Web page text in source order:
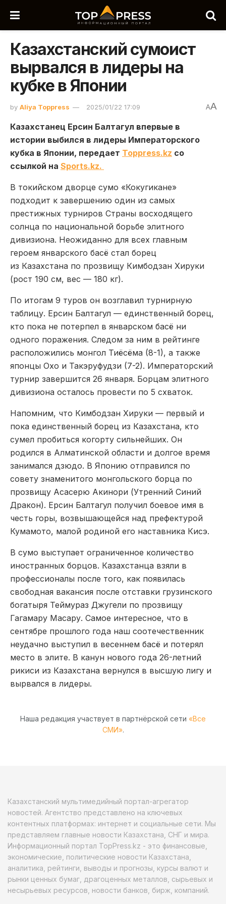
Казахстанский сумоист
вырвался в лидеры на
кубке в Японии
by Aliya Toppress 2025/01/22 17:09 AA
Казахстанец Ерсин Балтагул впервые в
истории выбился в лидеры Императорского
кубка в Японии, передает Toppress.kz со
ссылкой на Sports.kz.
В токийском дворце сумо «Кокугикане»
подходит к завершению один из самых
престижных турниров Страны восходящего
солнца по национальной борьбе элитного
дивизиона. Неожиданно для всех главным
героем январского басё стал борец
из Казахстана по прозвищу Кимбодзан Хируки
(рост 190 см, вес — 180 кг).
По итогам 9 туров он возглавил турнирную
таблицу. Ерсин Балтагул — единственный борец,
кто пока не потерпел в январском басё ни
одного поражения. Следом за ним в рейтинге
расположились монгол Тиёсёма (8-1), а также
японцы Охо и Такэруфудзи (7-2). Императорский
турнир завершится 26 января. Борцам элитного
дивизиона осталось провести по 5 схваток.
Напомним, что Кимбодзан Хируки — первый и
пока единственный борец из Казахстана, кто
сумел пробиться когорту сильнейших. Он
родился в Алматинской области и долгое время
занимался дзюдо. В Японию отправился по
совету знаменитого монгольского борца по
прозвищу Асасерю Акинори (Утренний Синий
Дракон). Ерсин Балтагул получил боевое имя в
честь горы, возвышающейся над префектурой
Кумамото, малой родиной его наставника Кисэ.
В сумо выступает ограниченное количество
иностранных борцов. Казахстанца взяли в
профессионалы после того, как появилась
свободная вакансия после отставки грузинского
богатыря Теймураз Джугели по прозвищу
Гагамару Масару. Самое интересное, что в
сентябре прошлого года наш соотечественник
неудачно выступил в весеннем басё и потерял
место в элите. В канун нового года 26-летний
рикиси из Казахстана вернулся в высшую лигу и
вырвался в лидеры.
Наша редакция участвует в партнёрской сети «Все
СМИ».
Казахстанский мультимедийный портал-агрегатор
новостей. Агентство представлено на ключевых
контентных платформах: интернет и социальные сети. Мы
представляем главные новости Казахстана, СНГ и мира.
Информационный портал TopPress.kz - это финансовые,
экономические, политические новости Казахстана,
аналитика, рейтинги, выводы и прогнозы, курсы валют и
рынки ценных бумаг, драгоценных металлов, сырьевых и
несырьевых ресурсов, новости банков, бирж, компаний.